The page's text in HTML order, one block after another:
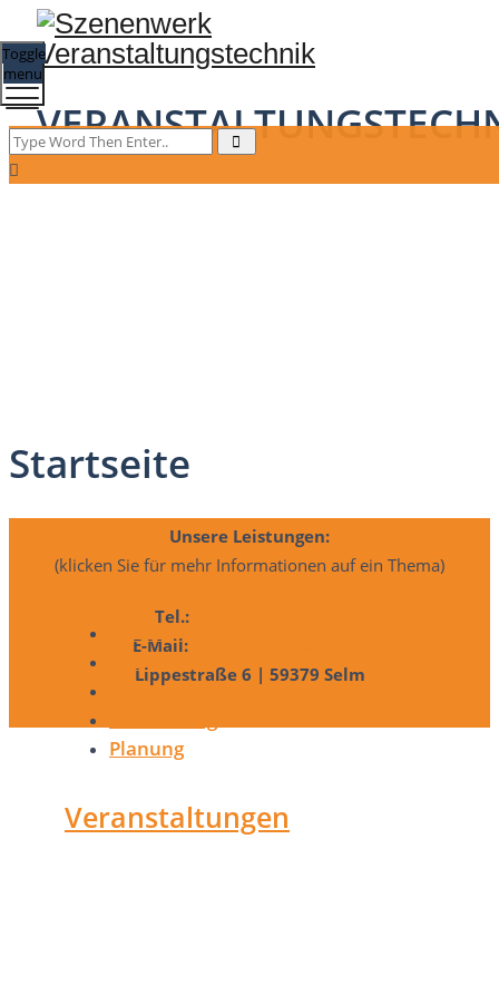
Toggle
menu
Startseite
Tel.:
E-Mail:
Lippestraße 6 | 59379 Selm
Unsere Leistungen:
(klicken Sie für mehr Informationen auf ein Thema)
Veranstaltungen
Messen
Hybride Events
Planung
Veranstaltungen